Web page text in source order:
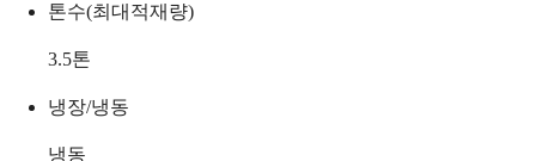
톤수(최대적재량)
3.5톤
냉장/냉동
냉동